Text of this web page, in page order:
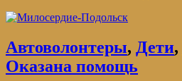
Автоволонтеры, Дети,
Оказана помощь